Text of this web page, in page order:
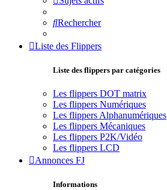
Rechercher
Liste des Flippers
Liste des flippers par catégories
Les flippers DOT matrix
Les flippers Numériques
Les flippers Alphanumériques
Les flippers Mécaniques
Les flippers P2K/Vidéo
Les flippers LCD
Annonces FJ
Informations